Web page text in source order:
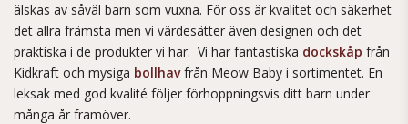
älskas av såväl barn som vuxna. För oss är kvalitet och säkerhet
det allra främsta men vi värdesätter även designen och det
praktiska i de produkter vi har. Vi har fantastiska dockskåp från
Kidkraft och mysiga bollhavfrån Meow Baby i sortimentet. En
leksak med god kvalité följer förhoppningsvis ditt barn under
många år framöver.